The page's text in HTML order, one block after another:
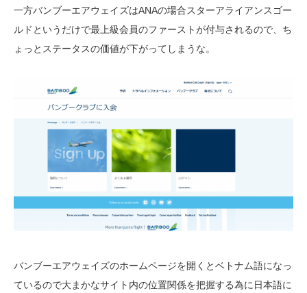
一方バンブーエアウェイズはANAの場合スターアライアンスゴー
ルドというだけで最上級会員のファーストが付与されるので、ち
ょっとステータスの価値が下がってしまうな。
バンブーエアウェイズのホームページを開くとベトナム語になっ
ているので大まかなサイト内の位置関係を把握する為に日本語に